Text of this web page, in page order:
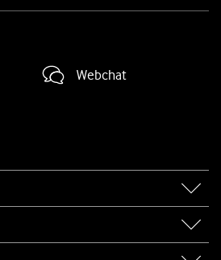
Webchat